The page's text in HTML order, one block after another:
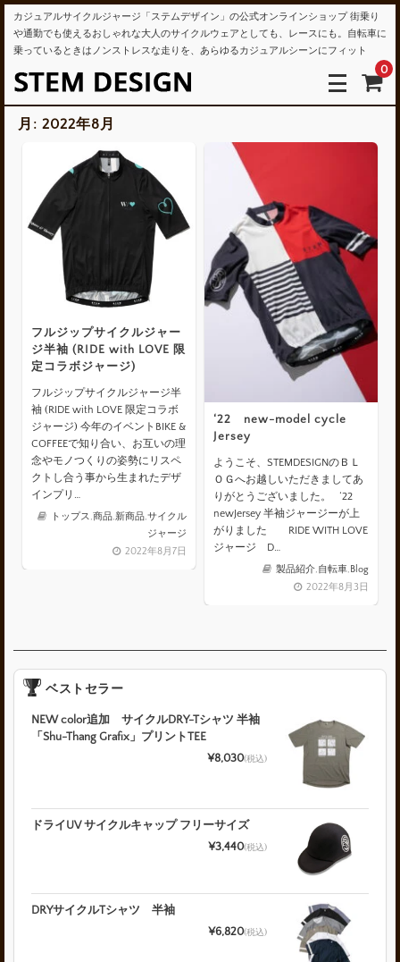
カジュアルサイクルジャージ「ステムデザイン」の公式オンラインショップ 街乗り
や通勤でも使えるおしゃれな大人のサイクルウェアとしても、レースにも。自転車に
乗っているときはノンストレスな走りを、あらゆるカジュアルシーンにフィット
0
月: 2022年8月
フルジップサイクルジャー
ジ半袖 (RIDE with LOVE 限
定コラボジャージ)
フルジップサイクルジャージ半
袖 (RIDE with LOVE 限定コラボ
ジャージ) 今年のイベントBIKE &
COFFEEで知り合い、お互いの理
念やモノつくりの姿勢にリスペ
クトし合う事から生まれたデザ
インプリ…
トップス,商品,新商品,サイクル
ジャージ
2022年8月7日
‘22 new-model cycle
Jersey
ようこそ、STEMDESIGNのＢＬ
ＯＧへお越しいただきましてあ
りがとうございました。 ‘22
newJersey 半袖ジャージーが上
がりました RIDE WITH LOVE
ジャージ D…
製品紹介,自転車, Blog
2022年8月3日
ベストセラー
NEW color追加 サイクルDRY-Tシャツ 半袖
「Shu-Thang Grafix」プリントTEE
¥8,030(税込)
ドライUV サイクルキャップ フリーサイズ
¥3,440(税込)
DRYサイクルTシャツ 半袖
¥6,820(税込)